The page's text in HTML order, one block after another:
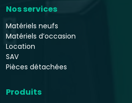
Nos services
Matériels neufs
Matériels d’occasion
Location
SAV
Pièces détachées
Produits